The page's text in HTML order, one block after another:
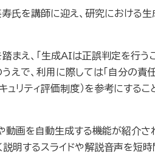
氏を講師に迎え、研究における
え、「生成AIは正誤判定を行う
えで、利用に際しては「自分の責
リティ評価制度）を参考にするこ
画を自動生成する機能が紹介
明するスライドや解説音声を短